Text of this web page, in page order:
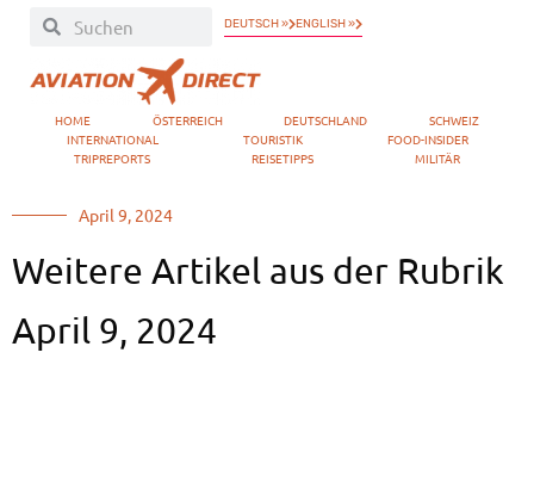
DEUTSCH » ENGLISH »
HOME ÖSTERREICH DEUTSCHLAND
SCHWEIZ
INTERNATIONAL
TOURISTIK
FOOD-INSIDER
TRIPREPORTS
REISETIPPS MILITÄR
April 9, 2024
Weitere Artikel aus der Rubrik
April 9, 2024